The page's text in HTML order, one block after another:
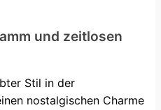
und zeitlosen
Stil in der
nostalgischen Charme